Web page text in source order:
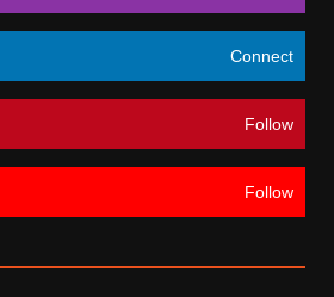
Connect
Follow
Follow